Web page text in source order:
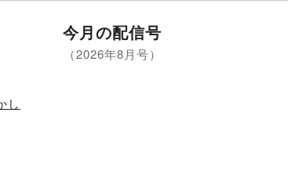
今月の配信号
（2026年8月号）
し